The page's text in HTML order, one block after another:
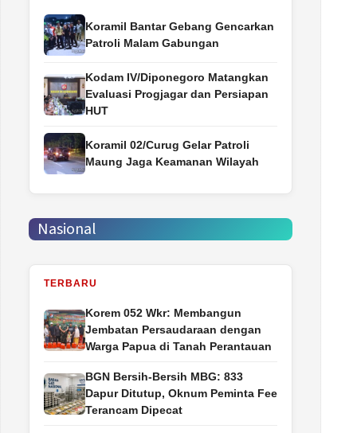
Koramil Bantar Gebang Gencarkan
Patroli Malam Gabungan
Kodam IV/Diponegoro Matangkan
Evaluasi Progjagar dan Persiapan
HUT
Koramil 02/Curug Gelar Patroli
Maung Jaga Keamanan Wilayah
Nasional
TERBARU
Korem 052 Wkr: Membangun
Jembatan Persaudaraan dengan
Warga Papua di Tanah Perantauan
BGN Bersih-Bersih MBG: 833
Dapur Ditutup, Oknum Peminta Fee
Terancam Dipecat